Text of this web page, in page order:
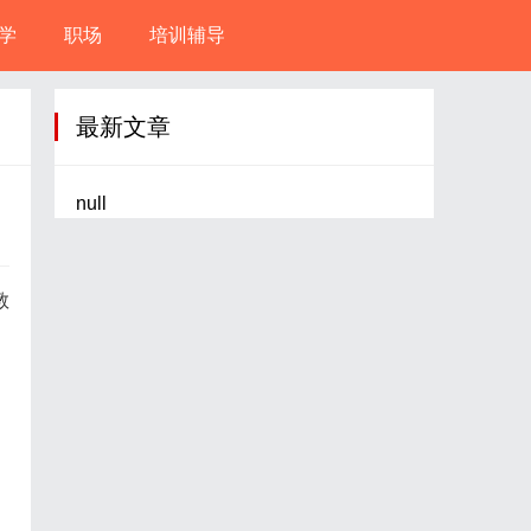
职场 培训辅导
最新文章
null